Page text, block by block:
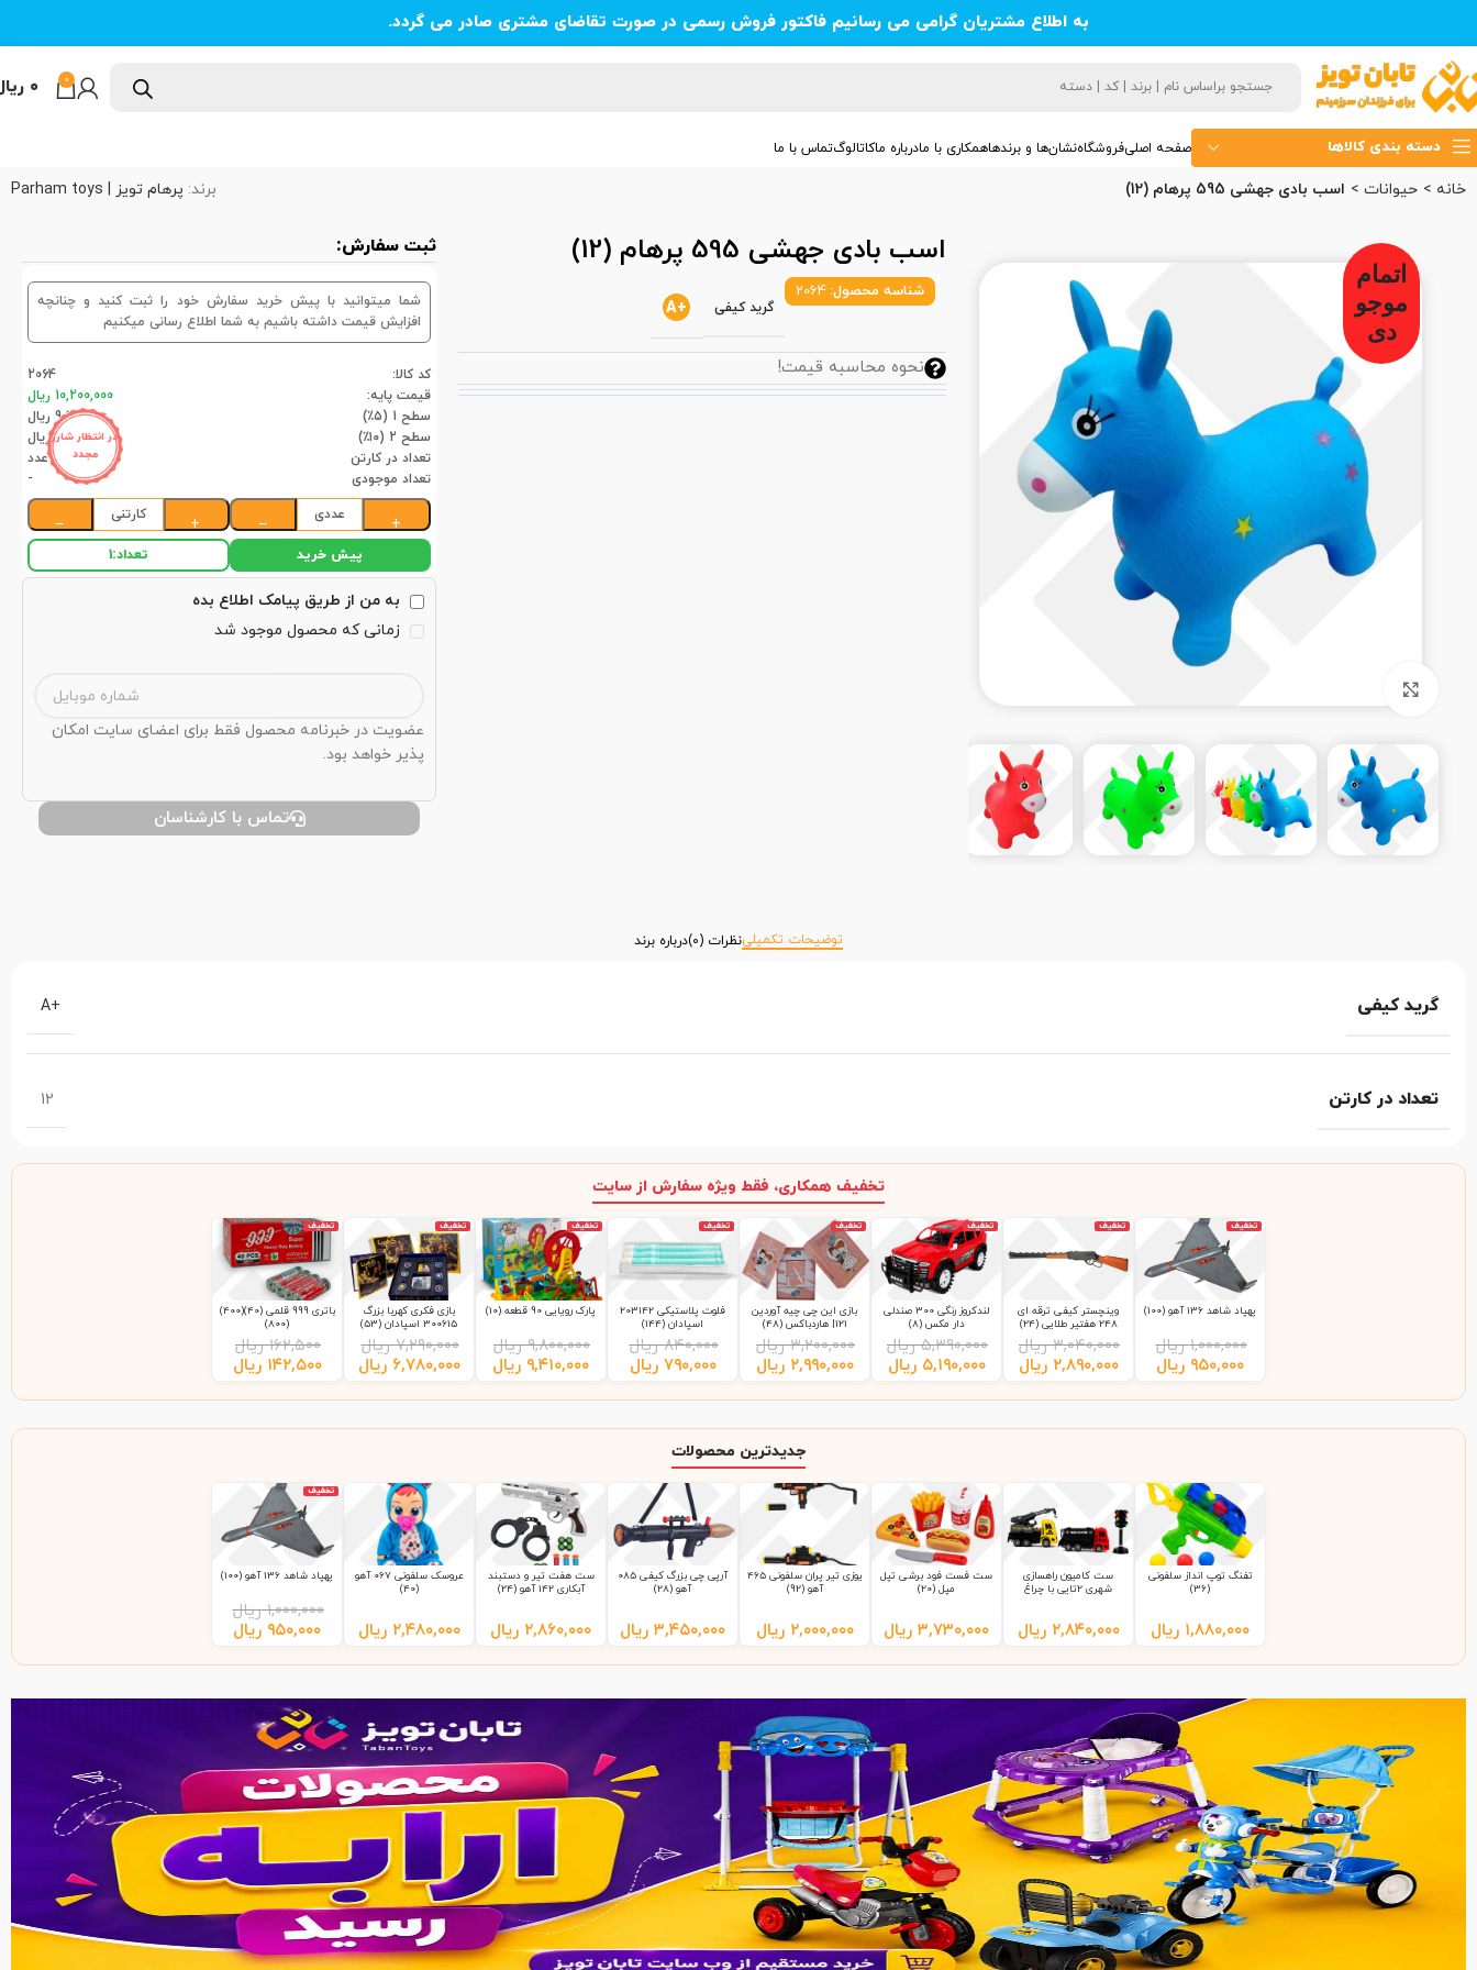
به اطلاع مشتریان گرامی می رسانیم فاکتور فروش رسمی در صورت تقاضای مشتری صادر می گردد.
0 ۰
دسته بندی کالاها صفحه اصلیفروشگاهنشان‌ها و برندهاهمکاری با مادرباره ماکاتالوگتماس با ما
خانه حیوانات اسب بادی جهشی 595 پرهام (12) برند: پرهام تویز | Parham toys
اتمام
موجو
دی
اسب بادی جهشی 595 پرهام (12)
شناسه محصول: 2064
گرید کیفی +A
نحوه محاسبه قیمت!
ثبت سفارش:
شما میتوانید با پیش خرید سفارش خود را ثبت کنید و چنانچه
افزایش قیمت داشته باشیم به شما اطلاع رسانی میکنیم
در انتظار شارژ
مجدد
کد کالا:
2064
قیمت پایه:
10,200,000 ریال
سطح 1 (۵٪)
9,690,000 ریال
سطح 2 (۱۰٪)
9,180,000 ریال
تعداد در کارتن
12عدد
تعداد موجودی
-
+
عددی
−
+
کارتنی
−
پیش خرید تعداد:1
به من از طریق پیامک اطلاع بده
زمانی که محصول موجود شد
عضویت در خبرنامه محصول فقط برای اعضای سایت امکان
پذیر خواهد بود.
تماس با کارشناسان
توضیحات تکمیلینظرات (0) درباره برند
گرید کیفی +A
تعداد در کارتن 12
تخفیف همکاری، فقط ویژه سفارش از سایت
تخفیف
پهپاد شاهد 136 آهو (100)
۱,۰۰۰,۰۰۰ ریال
۹۵۰,۰۰۰ ریال
تخفیف
وینچستر کیفی ترقه ای
248 هفتیر طلایی (24)
۳,۰۴۰,۰۰۰ ریال
۲,۸۹۰,۰۰۰ ریال
تخفیف
لندکروز رنگی 300 صندلی
دار مکس (8)
۵,۳۹۰,۰۰۰ ریال
۵,۱۹۰,۰۰۰ ریال
تخفیف
بازی این چی چیه آوردین
121| هاردباکس (48)
۳,۲۰۰,۰۰۰ ریال
۲,۹۹۰,۰۰۰ ریال
تخفیف
فلوت پلاستیکی 203142
اسپادان (144)
۸۴۰,۰۰۰ ریال
۷۹۰,۰۰۰ ریال
تخفیف
پارک رویایی 90 قطعه (10)
۹,۸۰۰,۰۰۰ ریال
۹,۴۱۰,۰۰۰ ریال
تخفیف
بازی فکری کهربا بزرگ
300615 اسپادان (53)
۷,۲۹۰,۰۰۰ ریال
۶,۷۸۰,۰۰۰ ریال
تخفیف
باتری 999 قلمی (40)(400)
(800)
۱۶۲,۵۰۰ ریال
۱۴۲,۵۰۰ ریال
جدیدترین محصولات
تفنگ توپ انداز سلفونی
(36)
۱,۸۸۰,۰۰۰ ریال
ست کامیون راهسازی
شهری 2تایی با چراغ
۲,۸۴۰,۰۰۰ ریال
ست فست فود برشی تپل
مپل (20)
۳,۷۳۰,۰۰۰ ریال
یوزی تیر پران سلفونی 465
آهو (92)
۲,۰۰۰,۰۰۰ ریال
آرپی چی بزرگ کیفی 085
آهو (28)
۳,۴۵۰,۰۰۰ ریال
ست هفت تیر و دستبند
آبکاری 142 آهو (24)
۲,۸۶۰,۰۰۰ ریال
عروسک سلفونی 067 آهو
(40)
۲,۴۸۰,۰۰۰ ریال
تخفیف
پهپاد شاهد 136 آهو (100)
۱,۰۰۰,۰۰۰ ریال
۹۵۰,۰۰۰ ریال